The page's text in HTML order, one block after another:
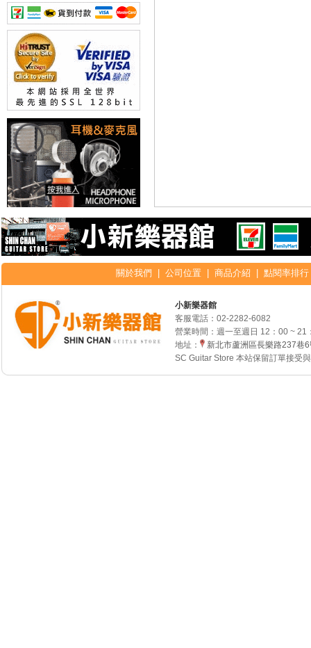
關於我們 公司位置 商品介紹 點閱率排行
小新樂器館
客服電話： 02-2282-6082
營業時間：週一至週日 12：00 ~ 21
地址：
新北市蘆洲區長樂路237巷
SC Guitar Store 本站保留訂單接受